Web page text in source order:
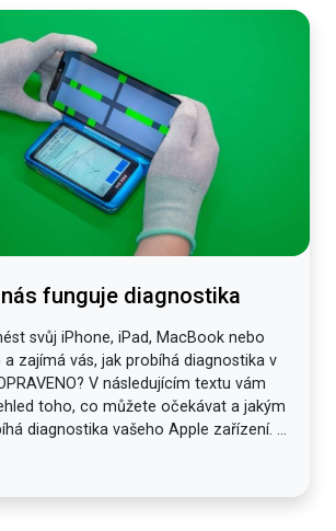
funguje diagnostika
svůj iPhone, iPad, MacBook nebo
zajímá vás, jak probíhá diagnostika v
V následujícím textu vám
toho, co můžete očekávat a jakým
diagnostika vašeho Apple zařízení. ...